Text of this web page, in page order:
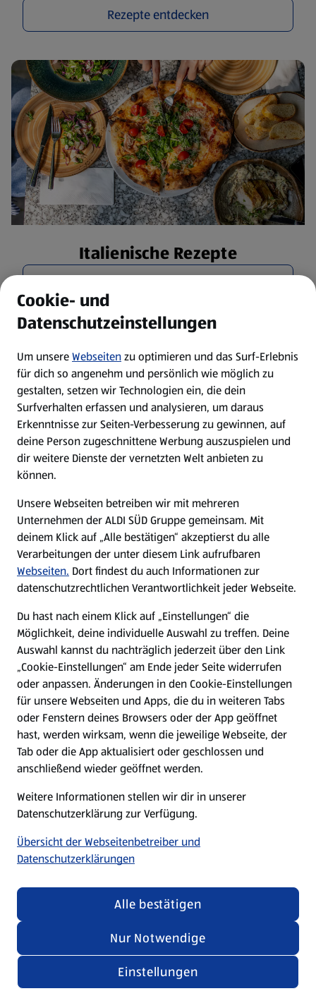
Rezepte entdecken
Italienische Rezepte
Rezepte entdecken
Chinesische Rezepte
Rezepte entdecken
Deutsche Rezepte
Rezepte entdecken
Cookie- und
Datenschutzeinstellungen
Um unsereWebseitenzu optimieren und das Surf-Erlebnis
für dich so angenehm und persönlich wie möglich zu
gestalten, setzen wir Technologien ein, die dein
Surfverhalten erfassen und analysieren, um daraus
Erkenntnisse zur Seiten-Verbesserung zu gewinnen, auf
deine Person zugeschnittene Werbung auszuspielen und
dir weitere Dienste der vernetzten Welt anbieten zu
können.
Unsere Webseiten betreiben wir mit mehreren
Unternehmen der ALDI SÜD Gruppe gemeinsam. Mit
deinem Klick auf „Alle bestätigen“ akzeptierst du alle
Verarbeitungen der unter diesem Link aufrufbaren
Webseiten. Dort findest du auch Informationen zur
datenschutzrechtlichen Verantwortlichkeit jeder Webseite.
Du hast nach einem Klick auf „Einstellungen“ die
Möglichkeit, deine individuelle Auswahl zu treffen. Deine
Auswahl kannst du nachträglich jederzeit über den Link
„Cookie-Einstellungen“ am Ende jeder Seite widerrufen
oder anpassen. Änderungen in den Cookie-Einstellungen
für unsere Webseiten und Apps, die du in weiteren Tabs
oder Fenstern deines Browsers oder der App geöffnet
hast, werden wirksam, wenn die jeweilige Webseite, der
Tab oder die App aktualisiert oder geschlossen und
anschließend wieder geöffnet werden.
Weitere Informationen stellen wir dir in unserer
Datenschutzerklärung zur Verfügung.
Übersicht der Webseitenbetreiber und
Datenschutzerklärungen
Einstellungen
Nur Notwendige
Alle bestätigen